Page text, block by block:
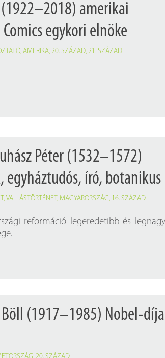
amerikai
egykori elnöke
,AMERIKA,20. SZÁZAD,21. SZÁZAD
Péter (1532–1572)
egyháztudós, író, botanikus
,VALLÁSTÖRTÉNET, MAGYARORSZÁG, 16. SZÁZAD
reformáció legeredetibb és
(1917–1985) Nobel-